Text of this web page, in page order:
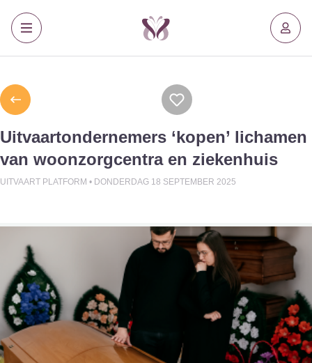
Uitvaartondernemers ‘kopen’ lichamen
van woonzorgcentra en ziekenhuis
UITVAART PLATFORM • DONDERDAG 18 SEPTEMBER 2025